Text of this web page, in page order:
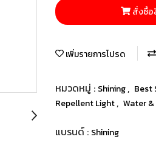
สั่งซื้อ
เพิ่มรายการโปรด
หมวดหมู่ : Shining, Best
Repellent Light, Water
แบรนด์ : Shining